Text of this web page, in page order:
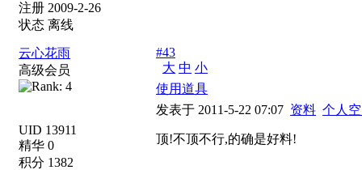
注册 2009-2-26
状态 离线
云心花雨
高级会员
UID 13911
精华 0
积分 1382
#43
大 中 小
使用道具
发表于 2011-5-22 07:07 资料 个人
顶!不顶不行,的确是好料!